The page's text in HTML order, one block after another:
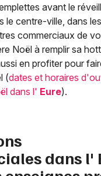
avant le
le centre-ville, dans
commerciaux de
Noël à remplir sa
en profiter pour
(dates et horaires
dans l' Eure).
dans l'